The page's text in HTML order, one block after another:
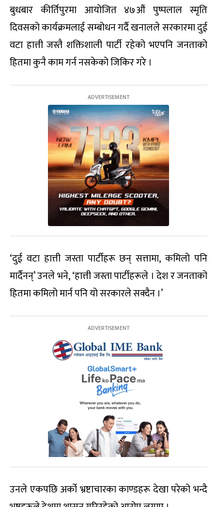
बुधबार कीर्तिपुरमा आयोजित ४७औं पुष्पलाल स्मृति
दिवसको कार्यक्रमलाई सम्बोधन गर्दै खनालले सरकारमा दुई
वटा हात्ती जस्तै शक्तिशाली पार्टी रहेको भएपनि जनताको
हितमा कुनै काम गर्न नसकेको जिकिर गरे ।
‘दुई वटा हात्ती जस्ता पार्टीहरू छन् सत्तामा, कमिलो पनि
मार्दैनन्’ उनले भने, ‘हात्ती जस्ता पार्टीहरूले । देश र जनताको
हितमा कमिलो मार्न पनि यो सरकारले सक्दैन ।’
उनले एकपछि अर्को भ्रष्टाचारका काण्डहरू देखा परेको भन्दै